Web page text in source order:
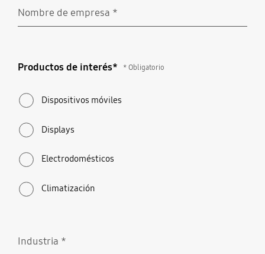
Nombre de empresa *
Productos de interés* * Obligatorio
Dispositivos móviles
Displays
Electrodomésticos
Climatización
Industria *